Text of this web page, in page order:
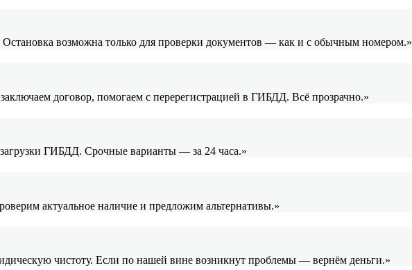
возможна только для проверки документов — как и с обычным номером.»
договор, помогаем с перерегистрацией в ГИБДД. Всё прозрачно.»
ГИБДД. Срочные варианты — за 24 часа.»
актуальное наличие и предложим альтернативы.»
чистоту. Если по нашей вине возникнут проблемы — вернём деньги.»